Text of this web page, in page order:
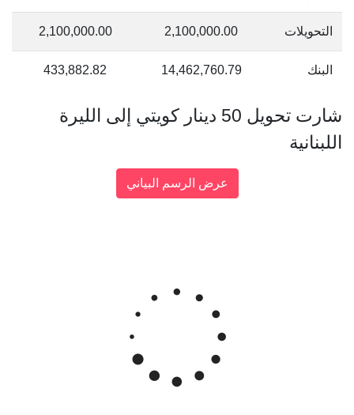
التحويلات 2,100,000.00
2,100,000.00
البنك 14,462,760.79
433,882.82
شارت تحويل 50 دينار كويتي إلى الليرة
اللبنانية